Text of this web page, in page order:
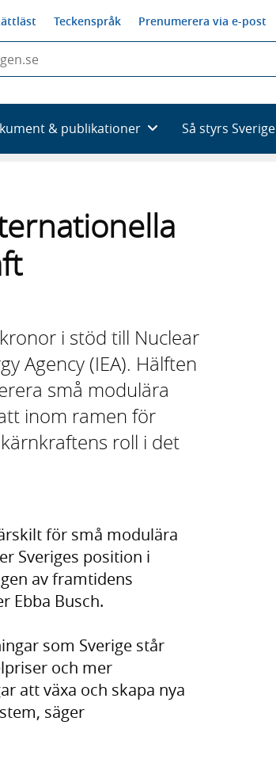
Teckenspråk Prenumerera via e-post
& publikationer Så styrs Sverige
i stöd till Nuclear
Agency (IEA). Hälften
små modulära
inom ramen för
roll i det
för små modulära
Sveriges position i
av framtidens
Ebba Busch.
som Sverige står
och mer
att växa och skapa nya
säger